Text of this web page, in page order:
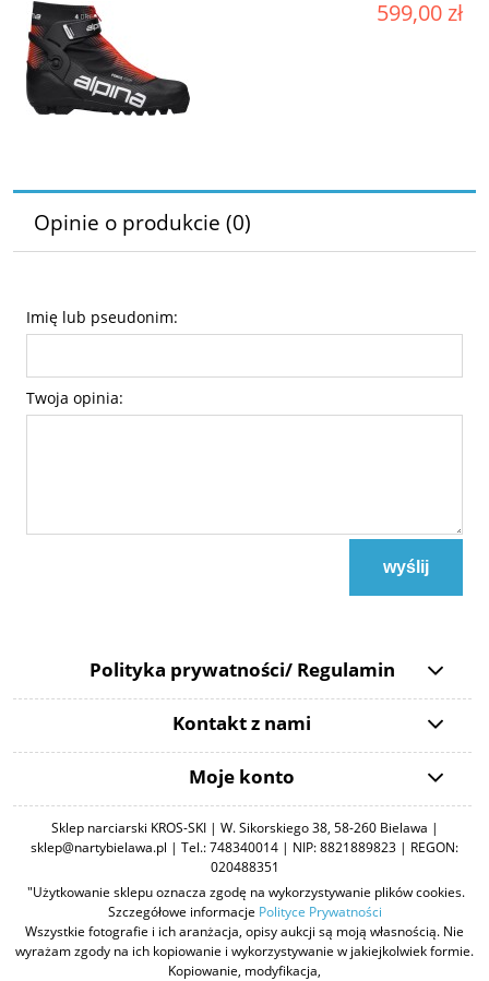
599,00 zł
Opinie o produkcie (0)
Imię lub pseudonim:
Twoja opinia:
wyślij
Polityka prywatności/ Regulamin
Kontakt z nami
Moje konto
Sklep narciarski KROS-SKI | W. Sikorskiego 38, 58-260 Bielawa |
sklep@nartybielawa.pl | Tel.: 748340014 | NIP: 8821889823 | REGON:
020488351
"Użytkowanie sklepu oznacza zgodę na wykorzystywanie plików cookies.
Szczegółowe informacje Polityce Prywatności
Wszystkie fotografie i ich aranżacja, opisy aukcji są moją własnością. Nie
wyrażam zgody na ich kopiowanie i wykorzystywanie w jakiejkolwiek formie.
Kopiowanie, modyfikacja,